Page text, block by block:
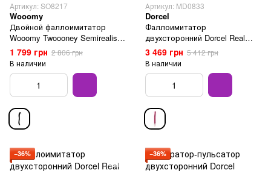
Артикул: SO8217
Wooomy
Двойной фаллоимитатор
Wooomy Twoooney Semirealistic
Double Dong Black
1 799 грн 2 806 грн
В наличии
Артикул: MD0833
Dorcel
Фаллоимитатор
двухсторонний Dorcel Real
Double Do Magenta
3 469 грн 5 412 грн
В наличии
−36% −36%